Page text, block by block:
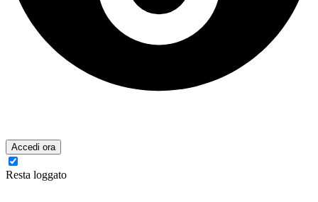
Accedi ora
Resta loggato